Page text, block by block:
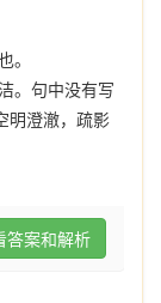
。
。句中没有写
明澄澈，疏影
答案和解析